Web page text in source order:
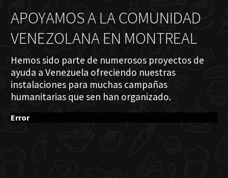
APOYAMOS A LA COMUNIDAD
VENEZOLANA EN MONTREAL
Hemos sido parte de numerosos proyectos de
ayuda a Venezuela ofreciendo nuestras
instalaciones para muchas campañas
humanitarias que sen han organizado.
Error